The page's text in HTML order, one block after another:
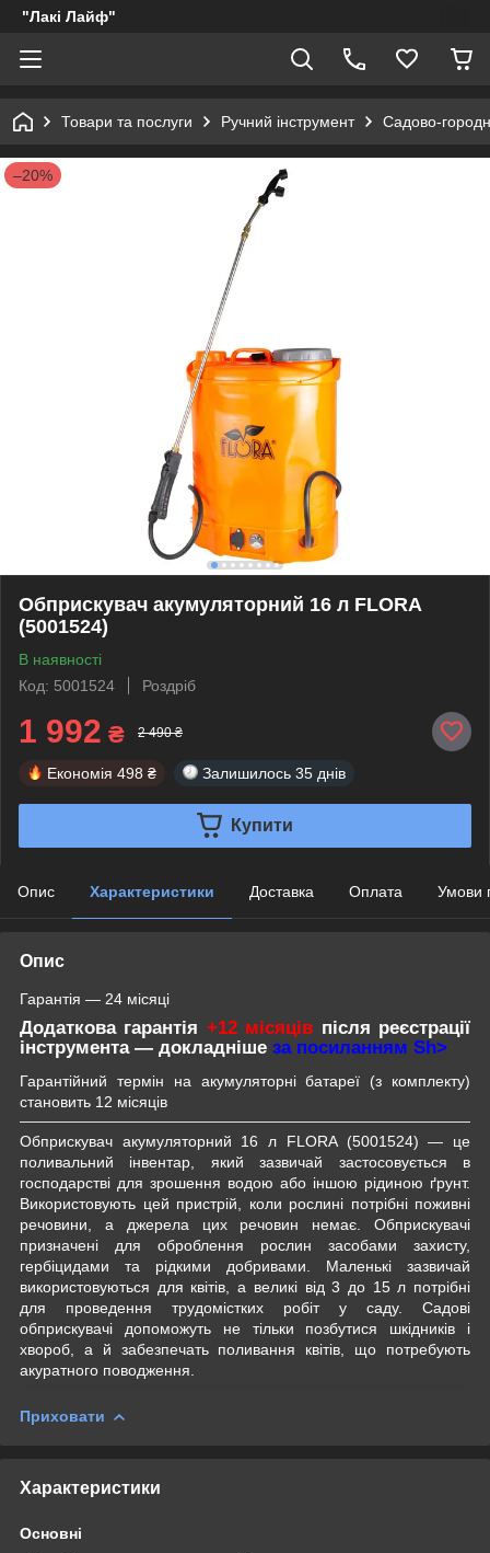
"Лакі Лайф"
Товари та послуги Ручний інструмент Садово-
–20%
Обприскувач акумуляторний 16 л FLORA
(5001524)
В наявності
Код: 5001524
Роздріб
1 992 ₴ 2 490 ₴
Економія 498 ₴ Залишилось 35 днів
Купити
Опис Характеристики Доставка Оплата Умови
Опис
Гарантія — 24 місяці
Додаткова гарантія +12 місяців після реєстрації
інструмента — докладніше за посиланням Sh>
Гарантійний термін на акумуляторні батареї (з комплекту)
становить 12 місяців
Обприскувач акумуляторний 16 л FLORA (5001524) — це
поливальний інвентар, який зазвичай застосовується в
господарстві для зрошення водою або іншою рідиною ґрунт.
Використовують цей пристрій, коли рослині потрібні поживні
речовини, а джерела цих речовин немає. Обприскувачі
призначені для оброблення рослин засобами захисту,
гербіцидами та рідкими добривами. Маленькі зазвичай
використовуються для квітів, а великі від 3 до 15 л потрібні
для проведення трудомістких робіт у саду. Садові
обприскувачі допоможуть не тільки позбутися шкідників і
хвороб, а й забезпечать поливання квітів, що потребують
акуратного поводження.
Приховати
Характеристики
Основні